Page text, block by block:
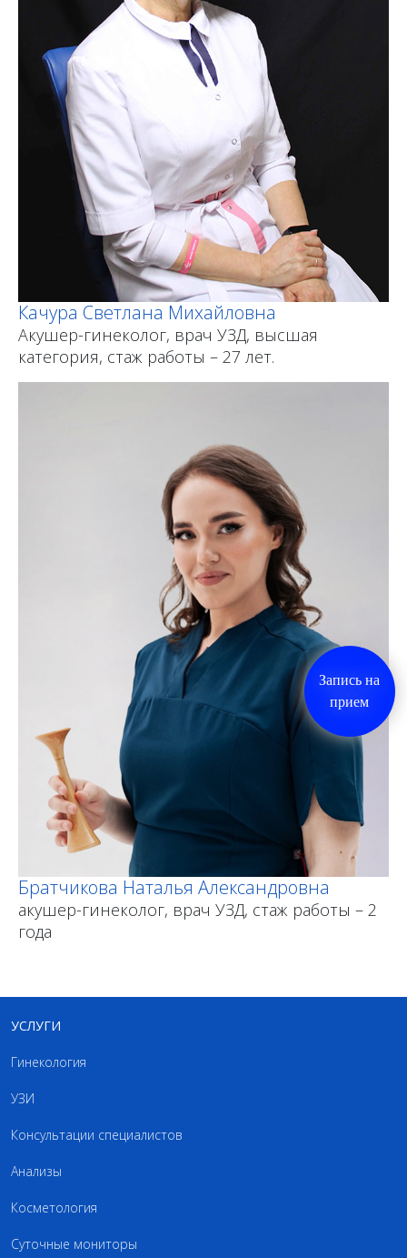
Качура Светлана Михайловна
Акушер-гинеколог, врач УЗД, высшая
категория, стаж работы – 27 лет.
Братчикова Наталья Александровна
акушер-гинеколог, врач УЗД, стаж работы – 2
года
УСЛУГИ
Гинекология
УЗИ
Консультации специалистов
Анализы
Косметология
Суточные мониторы
Запись на
прием